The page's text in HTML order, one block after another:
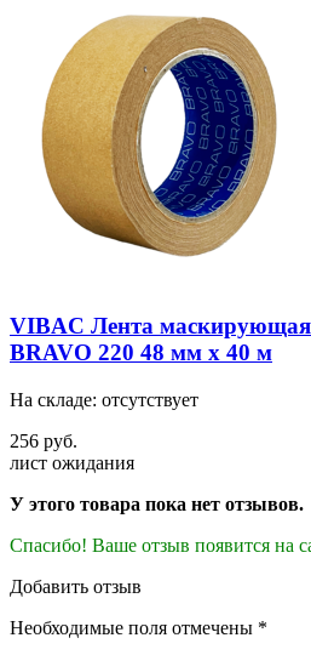
VIBAC Лента маскирующая
BRAVO 220 48 мм х 40 м
На складе: отсутствует
256 руб.
лист ожидания
У этого товара пока нет отзывов.
Спасибо! Ваше отзыв появится на
Добавить отзыв
Необходимые поля отмечены *